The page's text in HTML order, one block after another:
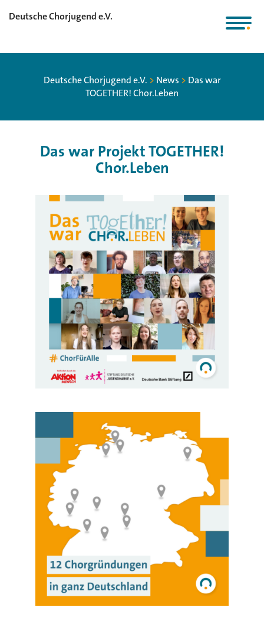
Deutsche Chorjugend e.V.
Deutsche Chorjugend e.V. > News > Das war
TOGETHER! Chor.Leben
Das war Projekt TOGETHER!
Chor.Leben